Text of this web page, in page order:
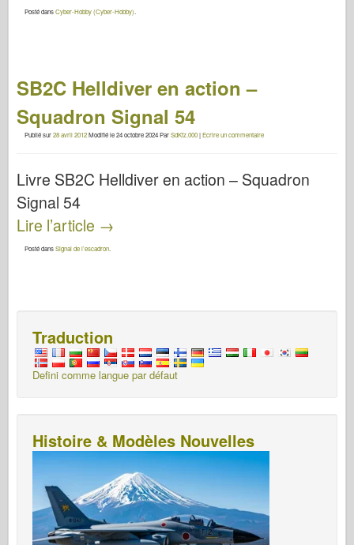
Posté dansCyber-Hobby (Cyber-Hobby)
SB2C Helldiver en action –
Squadron Signal 54
Publié sur28 avril 2012Modifié le24 octobre 2024ParSdKfz.000|Ecrire un commentaire
Livre SB2C Helldiver en action – Squadron
Signal 54
Lire l’article →
Posté dansSignal de l’escadron
Traduction
Defini comme langue par défaut
Histoire & Modèles Nouvelles